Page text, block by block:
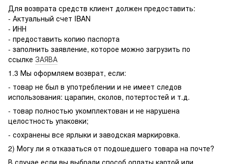
Для возврата средств клиент должен предоставить:
- Актуальный счет IBAN
- ИНН
- предоставить копию паспорта
- заполнить заявление, которое можно загрузить по
ссылке ЗАЯВА
1.3 Мы оформляем возврат, если:
- товар не был в употреблении и не имеет следов
использования: царапин, сколов, потертостей и т.д.
- товар полностью укомплектован и не нарушена
целостность упаковки;
- сохранены все ярлыки и заводская маркировка.
2) Могу ли я отказаться от подошедшего товара на почте?
В случае если вы выбрали способ оплаты картой или